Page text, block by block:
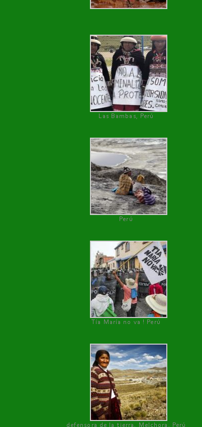
Las Bambas, Perú
Perú
Tía María no va ! Perú
defensora de la tierra, Melchora, Perú